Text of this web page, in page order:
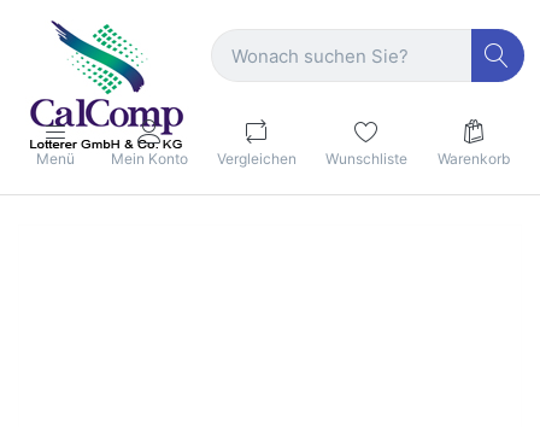
Menü Mein Konto Vergleichen Wunschliste Warenkorb